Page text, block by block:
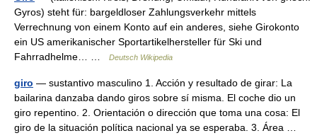
Gyros) steht für: bargeldloser Zahlungsverkehr mittels
Verrechnung von einem Konto auf ein anderes, siehe Girokonto
ein US amerikanischer Sportartikelhersteller für Ski und
Fahrradhelme… …
Deutsch Wikipedia
giro — sustantivo masculino 1. Acción y resultado de girar: La
bailarina danzaba dando giros sobre sí misma. El coche dio un
giro repentino. 2. Orientación o dirección que toma una cosa: El
giro de la situación política nacional ya se esperaba. 3. Área …